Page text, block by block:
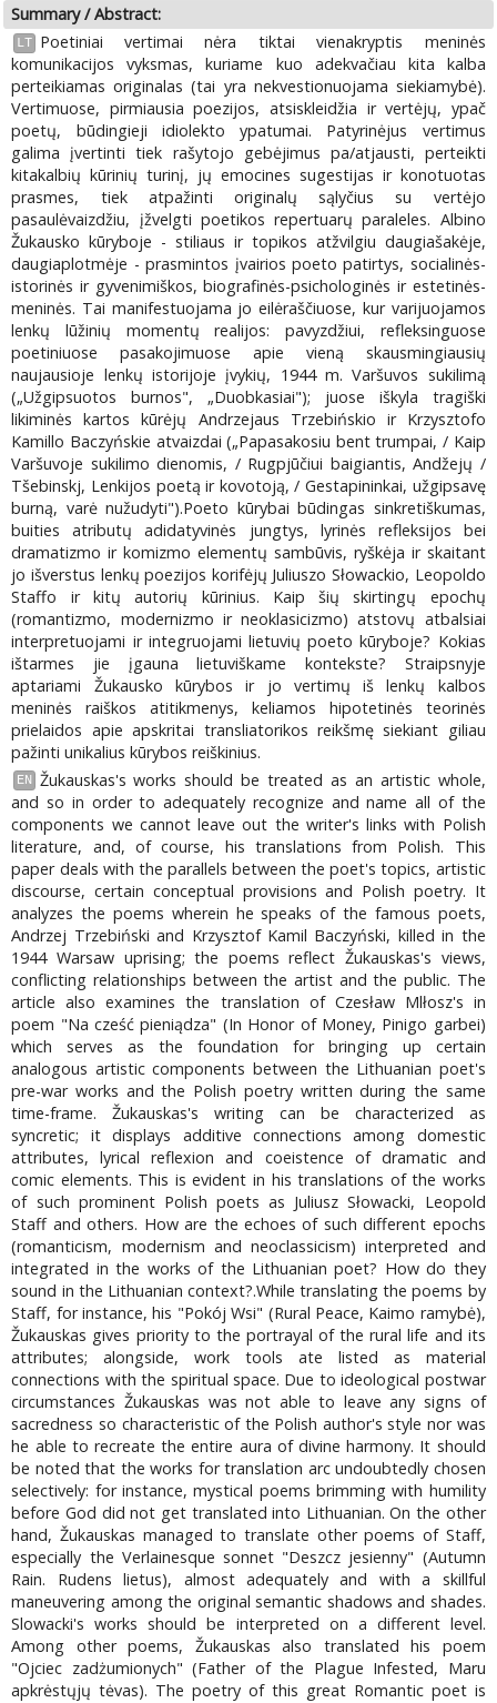
Summary / Abstract:
LT
Poetiniai vertimai nėra tiktai vienakryptis meninės
komunikacijos vyksmas, kuriame kuo adekvačiau kita kalba
perteikiamas originalas (tai yra nekvestionuojama siekiamybė).
Vertimuose, pirmiausia poezijos, atsiskleidžia ir vertėjų, ypač
poetų, būdingieji idiolekto ypatumai. Patyrinėjus vertimus
galima įvertinti tiek rašytojo gebėjimus pa/atjausti, perteikti
kitakalbių kūrinių turinį, jų emocines sugestijas ir konotuotas
prasmes, tiek atpažinti originalų sąlyčius su vertėjo
pasaulėvaizdžiu, įžvelgti poetikos repertuarų paraleles. Albino
Žukausko kūryboje - stiliaus ir topikos atžvilgiu daugiašakėje,
daugiaplotmėje - prasmintos įvairios poeto patirtys, socialinės-
istorinės ir gyvenimiškos, biografinės-psichologinės ir estetinės-
meninės. Tai manifestuojama jo eilėraščiuose, kur varijuojamos
lenkų lūžinių momentų realijos: pavyzdžiui, refleksinguose
poetiniuose pasakojimuose apie vieną skausmingiausių
naujausioje lenkų istorijoje įvykių, 1944 m. Varšuvos sukilimą
(„Užgipsuotos burnos", „Duobkasiai"); juose iškyla tragiški
likiminės kartos kūrėjų Andrzejaus Trzebińskio ir Krzysztofo
Kamillo Baczyńskie atvaizdai („Papasakosiu bent trumpai, / Kaip
Varšuvoje sukilimo dienomis, / Rugpjūčiui baigiantis, Andžejų /
Tšebinskj, Lenkijos poetą ir kovotoją, / Gestapininkai, užgipsavę
burną, varė nužudyti").Poeto kūrybai būdingas sinkretiškumas,
buities atributų adidatyvinės jungtys, lyrinės refleksijos bei
dramatizmo ir komizmo elementų sambūvis, ryškėja ir skaitant
jo išverstus lenkų poezijos korifėjų Juliuszo Słowackio, Leopoldo
Staffo ir kitų autorių kūrinius. Kaip šių skirtingų epochų
(romantizmo, modernizmo ir neoklasicizmo) atstovų atbalsiai
interpretuojami ir integruojami lietuvių poeto kūryboje? Kokias
ištarmes jie įgauna lietuviškame kontekste? Straipsnyje
aptariami Žukausko kūrybos ir jo vertimų iš lenkų kalbos
meninės raiškos atitikmenys, keliamos hipotetinės teorinės
prielaidos apie apskritai transliatorikos reikšmę siekiant giliau
pažinti unikalius kūrybos reiškinius.
EN
Žukauskas's works should be treated as an artistic whole,
and so in order to adequately recognize and name all of the
components we cannot leave out the writer's links with Polish
literature, and, of course, his translations from Polish. This
paper deals with the parallels between the poet's topics, artistic
discourse, certain conceptual provisions and Polish poetry. It
analyzes the poems wherein he speaks of the famous poets,
Andrzej Trzebiński and Krzysztof Kamil Baczyński, killed in the
1944 Warsaw uprising; the poems reflect Žukauskas's views,
conflicting relationships between the artist and the public. The
article also examines the translation of Czesław Mlłosz's in
poem "Na cześć pieniądza" (In Honor of Money, Pinigo garbei)
which serves as the foundation for bringing up certain
analogous artistic components between the Lithuanian poet's
pre-war works and the Polish poetry written during the same
time-frame. Žukauskas's writing can be characterized as
syncretic; it displays additive connections among domestic
attributes, lyrical reflexion and coeistence of dramatic and
comic elements. This is evident in his translations of the works
of such prominent Polish poets as Juliusz Słowacki, Leopold
Staff and others. How are the echoes of such different epochs
(romanticism, modernism and neoclassicism) interpreted and
integrated in the works of the Lithuanian poet? How do they
sound in the Lithuanian context?.While translating the poems by
Staff, for instance, his "Pokój Wsi" (Rural Peace, Kaimo ramybė),
Žukauskas gives priority to the portrayal of the rural life and its
attributes; alongside, work tools ate listed as material
connections with the spiritual space. Due to ideological postwar
circumstances Žukauskas was not able to leave any signs of
sacredness so characteristic of the Polish author's style nor was
he able to recreate the entire aura of divine harmony. It should
be noted that the works for translation arc undoubtedly chosen
selectively: for instance, mystical poems brimming with humility
before God did not get translated into Lithuanian. On the other
hand, Žukauskas managed to translate other poems of Staff,
especially the Verlainesque sonnet "Deszcz jesienny" (Autumn
Rain. Rudens lietus), almost adequately and with a skillful
maneuvering among the original semantic shadows and shades.
Slowacki's works should be interpreted on a different level.
Among other poems, Žukauskas also translated his poem
"Ojciec zadżumionych" (Father of the Plague Infested, Maru
apkrėstųjų tėvas). The poetry of this great Romantic poet is